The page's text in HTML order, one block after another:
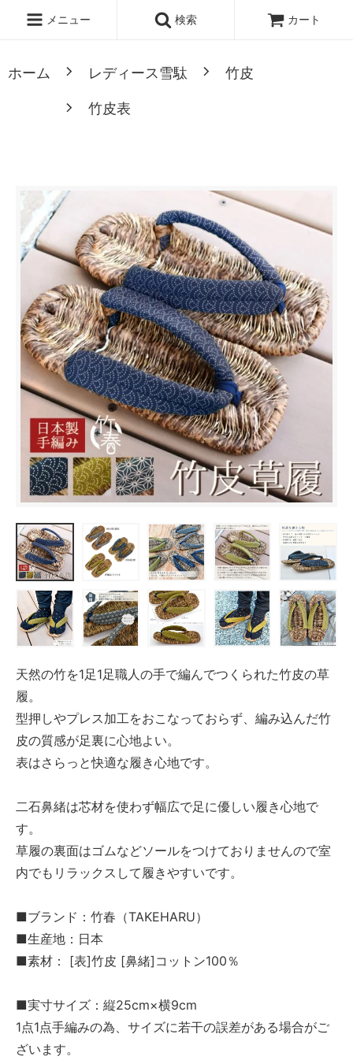
メニュー 検索 カート
ホーム レディース雪駄 竹皮
竹皮表
天然の竹を1足1足職人の手で編んでつくられた竹皮の草
履。
型押しやプレス加工をおこなっておらず、編み込んだ竹
皮の質感が足裏に心地よい。
表はさらっと快適な履き心地です。
二石鼻緒は芯材を使わず幅広で足に優しい履き心地で
す。
草履の裏面はゴムなどソールをつけておりませんので室
内でもリラックスして履きやすいです。
■ブランド：竹春（TAKEHARU）
■生産地：日本
■素材： [表]竹皮 [鼻緒]コットン100％
■実寸サイズ：縦25cm×横9cm
1点1点手編みの為、サイズに若干の誤差がある場合がご
ざいます。
黒鼻緒 ・白鼻緒 赤鼻緒